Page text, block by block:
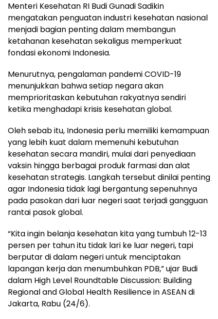
Menteri Kesehatan RI Budi Gunadi Sadikin
mengatakan penguatan industri kesehatan nasional
menjadi bagian penting dalam membangun
ketahanan kesehatan sekaligus memperkuat
fondasi ekonomi Indonesia.
Menurutnya, pengalaman pandemi COVID-19
menunjukkan bahwa setiap negara akan
memprioritaskan kebutuhan rakyatnya sendiri
ketika menghadapi krisis kesehatan global.
Oleh sebab itu, Indonesia perlu memiliki kemampuan
yang lebih kuat dalam memenuhi kebutuhan
kesehatan secara mandiri, mulai dari penyediaan
vaksin hingga berbagai produk farmasi dan alat
kesehatan strategis. Langkah tersebut dinilai penting
agar Indonesia tidak lagi bergantung sepenuhnya
pada pasokan dari luar negeri saat terjadi gangguan
rantai pasok global.
“Kita ingin belanja kesehatan kita yang tumbuh 12-13
persen per tahun itu tidak lari ke luar negeri, tapi
berputar di dalam negeri untuk menciptakan
lapangan kerja dan menumbuhkan PDB,” ujar Budi
dalam High Level Roundtable Discussion: Building
Regional and Global Health Resilience in ASEAN di
Jakarta, Rabu (24/6).